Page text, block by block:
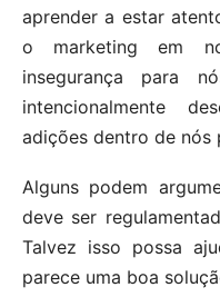
aprender a estar
o marketing em
insegurança para
intencionalmente
adições dentro de nós
Alguns podem
deve ser
Talvez isso possa
parece uma boa